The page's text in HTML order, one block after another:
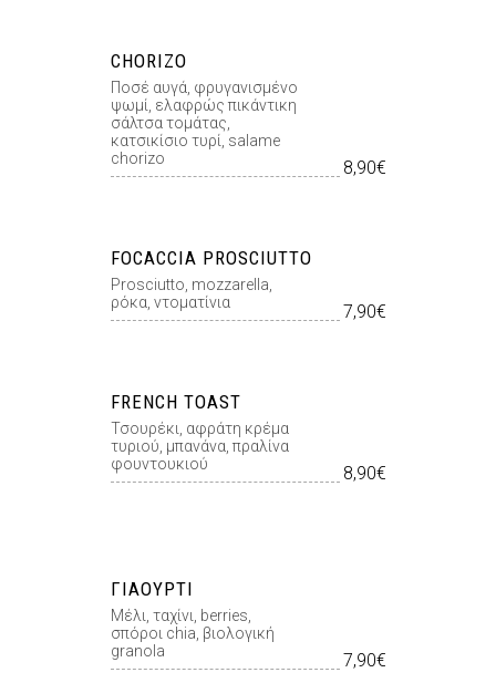
CHORIZO
Ποσέ αυγά, φρυγανισμένο
ψωμί, ελαφρώς πικάντικη
σάλτσα τομάτας,
κατσικίσιο τυρί, salame
chorizo
8,90€
FOCACCIA PROSCIUTTO
Prosciutto, mozzarella,
ρόκα, ντοματίνια
7,90€
FRENCH TOAST
Τσουρέκι, αφράτη κρέμα
τυριού, μπανάνα, πραλίνα
φουντουκιού
8,90€
ΓΙΑΟΎΡΤΙ
Μέλι, ταχίνι, berries,
σπόροι chia, βιολογική
granola
7,90€